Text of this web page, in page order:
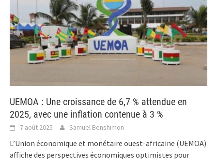
UEMOA : Une croissance de 6,7 % attendue en
2025, avec une inflation contenue à 3 %
7 août 2025 Samuel Benshimon
L’Union économique et monétaire ouest-africaine (UEMOA)
affiche des perspectives économiques optimistes pour